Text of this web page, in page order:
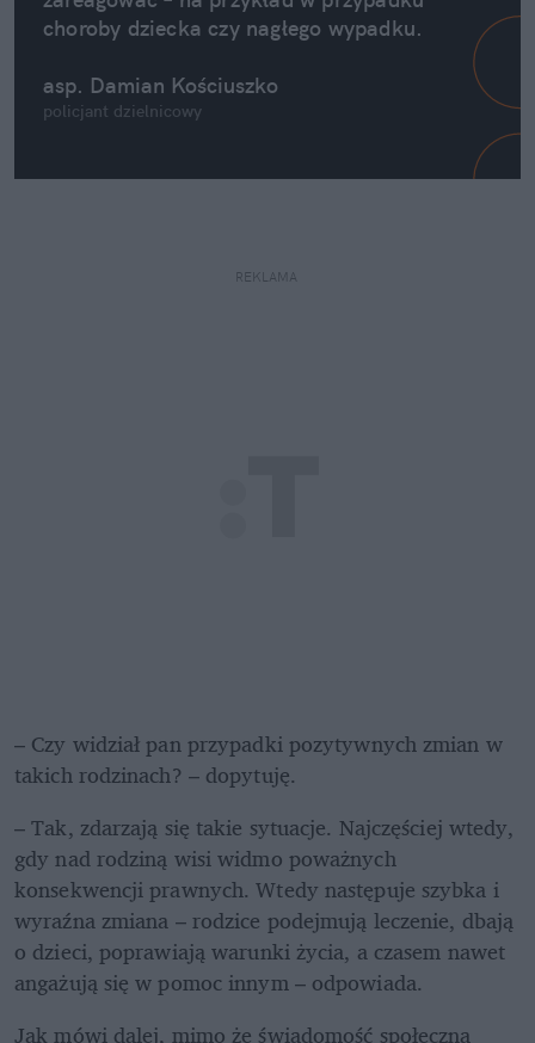
choroby dziecka czy nagłego wypadku.
asp. Damian Kościuszko
policjant dzielnicowy
REKLAMA
– Czy widział pan przypadki pozytywnych zmian w
takich rodzinach? – dopytuję.
– Tak, zdarzają się takie sytuacje. Najczęściej wtedy,
gdy nad rodziną wisi widmo poważnych
konsekwencji prawnych. Wtedy następuje szybka i
wyraźna zmiana – rodzice podejmują leczenie, dbają
o dzieci, poprawiają warunki życia, a czasem nawet
angażują się w pomoc innym – odpowiada.
Jak mówi dalej, mimo że świadomość społeczna